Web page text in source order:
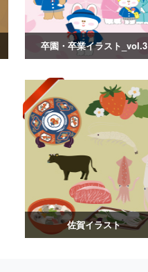
卒園・卒業イラスト_vol.3
佐賀イラスト